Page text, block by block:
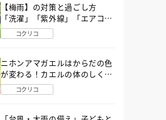
【梅雨】の対策と過ごし方
「洗濯」「紫外線」「エアコ
ン」「ゲリラ豪雨」…〔気象予
報士が完全ガイド〕
コクリコ
ニホンアマガエルはからだの色
が変わる！カエルの体のしくみ
から両生類の特ちょうまで図鑑
MOVEが解説！
コクリコ